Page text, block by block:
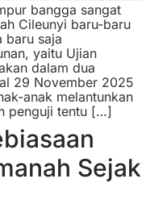
bangga sangat
Cileunyi baru-baru
baru saja
yaitu Ujian
dalam dua
29 November 2025
anak melantunkan
penguji tentu […]
Sejak